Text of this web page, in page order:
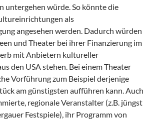
untergehen würde. So könnte die
als
angesehen werden. Dadurch würden
und Theater bei ihrer Finanzierung im
mit Anbietern kultureller
den USA stehen. Bei einem Theater
Vorführung zum Beispiel derjenige
am günstigsten aufführen kann. Auch
regionale Veranstalter (z.B. jüngst
Festspiele), ihr Programm von